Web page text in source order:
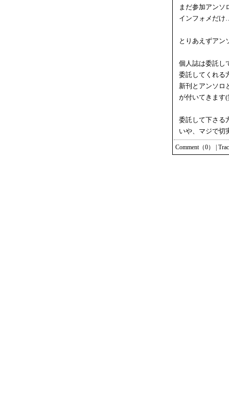
まだ参加アンソ
インフォメだ
とりあえずアン
個人誌は委託し
委託してくれる
新刊とアンソロ
が付いてきます(
委託して下さる
いや、マジで
Comment（0）